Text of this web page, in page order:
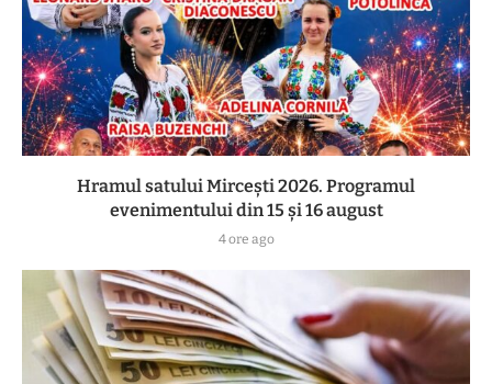
Hramul satului Mircești 2026. Programul
evenimentului din 15 și 16 august
4 ore ago